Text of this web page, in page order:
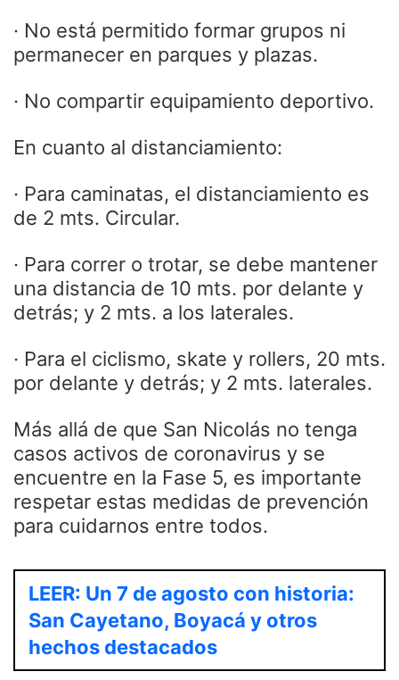
· No está permitido formar grupos ni
permanecer en parques y plazas.
· No compartir equipamiento deportivo.
En cuanto al distanciamiento:
· Para caminatas, el distanciamiento es
de 2 mts. Circular.
· Para correr o trotar, se debe mantener
una distancia de 10 mts. por delante y
detrás; y 2 mts. a los laterales.
· Para el ciclismo, skate y rollers, 20 mts.
por delante y detrás; y 2 mts. laterales.
Más allá de que San Nicolás no tenga
casos activos de coronavirus y se
encuentre en la Fase 5, es importante
respetar estas medidas de prevención
para cuidarnos entre todos.
LEER: Un 7 de agosto con historia:
San Cayetano, Boyacá y otros
hechos destacados